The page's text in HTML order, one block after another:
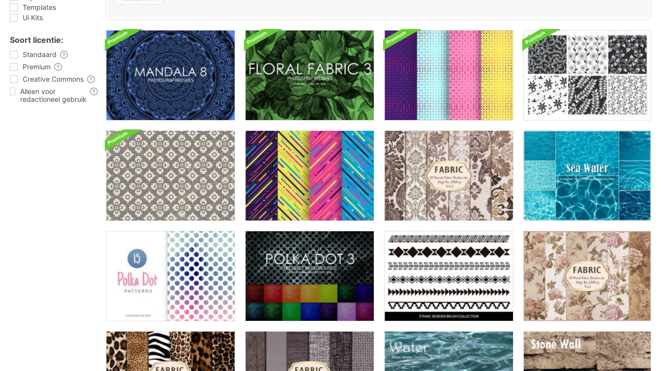
Templates
Ui Kits
Soort licentie:
Standaard
Premium
Creative Commons
Alleen voor
redactioneel gebruik